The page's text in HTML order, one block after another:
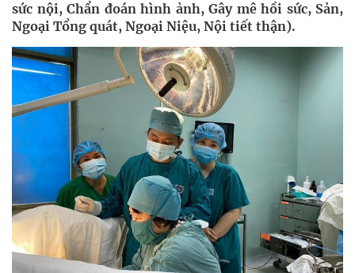
sức nội, Chẩn đoán hình ảnh, Gây mê hồi sức, Sản,
Ngoại Tổng quát, Ngoại Niệu, Nội tiết thận).